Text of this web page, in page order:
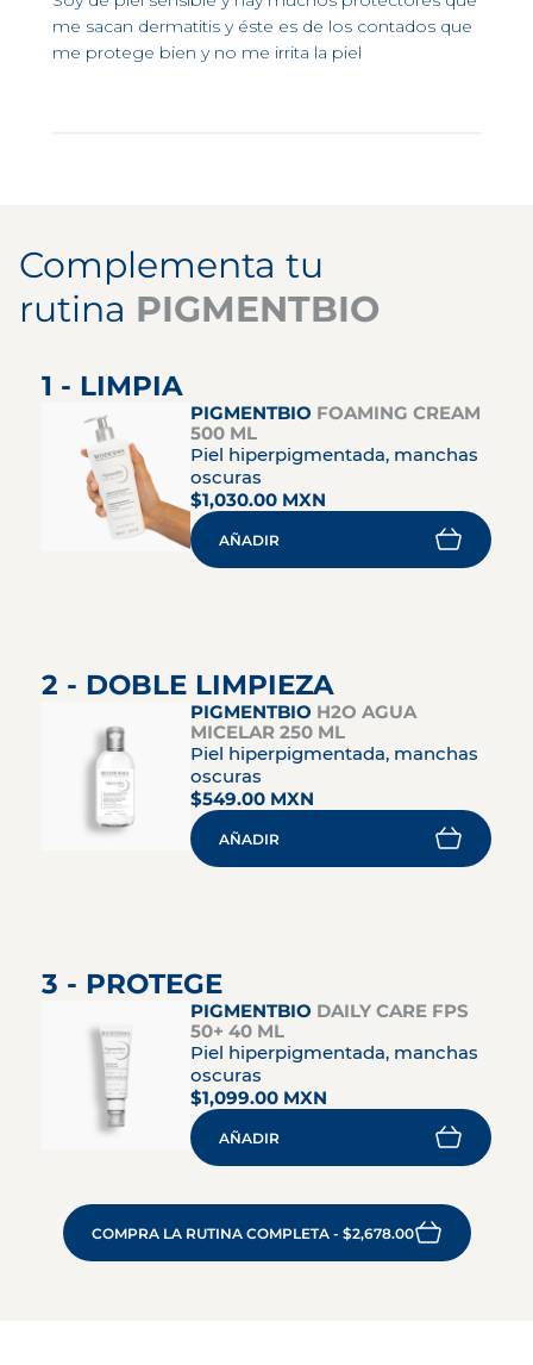
me sacan dermatitis y éste es de los contados que
me protege bien y no me irrita la piel
Complementa tu
rutina PIGMENTBIO
1 - LIMPIA
PIGMENTBIO FOAMING CREAM
500 ML
Piel hiperpigmentada, manchas
oscuras
$1,030.00 MXN
AÑADIR
2 - DOBLE LIMPIEZA
PIGMENTBIO H2O AGUA
MICELAR 250 ML
Piel hiperpigmentada, manchas
oscuras
$549.00 MXN
AÑADIR
3 - PROTEGE
PIGMENTBIO DAILY CARE FPS
50+ 40 ML
Piel hiperpigmentada, manchas
oscuras
$1,099.00 MXN
AÑADIR
COMPRA LA RUTINA COMPLETA - $2,678.00